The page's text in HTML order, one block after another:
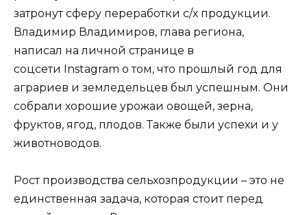
затронут сферу переработки с/х продукции.
Владимир Владимиров, глава региона,
написал на личной странице в
соцсети Instagram о том, что прошлый год для
аграриев и земледельцев был успешным. Они
собрали хорошие урожаи овощей, зерна,
фруктов, ягод, плодов. Также были успехи и у
животноводов.
Рост производства сельхозпродукции – это не
единственная задача, которая стоит перед